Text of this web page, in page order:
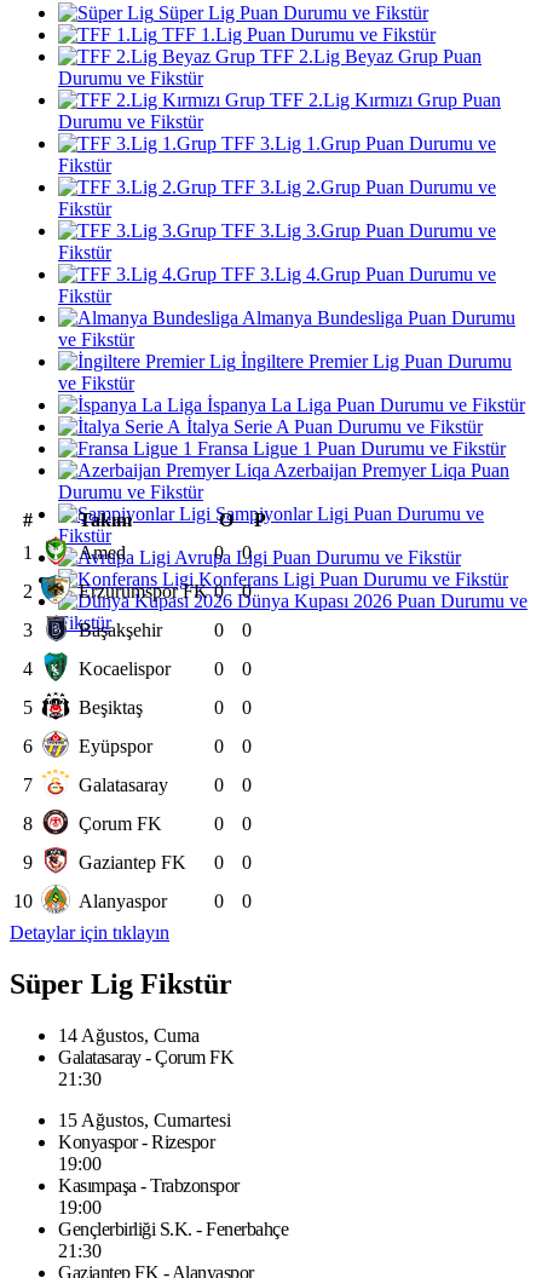
Süper Lig Puan Durumu ve Fikstür
TFF 1.Lig Puan Durumu ve Fikstür
TFF 2.Lig Beyaz Grup Puan
Durumu ve Fikstür
TFF 2.Lig Kırmızı Grup Puan
Durumu ve Fikstür
TFF 3.Lig 1.Grup Puan Durumu ve
Fikstür
TFF 3.Lig 2.Grup Puan Durumu ve
Fikstür
TFF 3.Lig 3.Grup Puan Durumu ve
Fikstür
TFF 3.Lig 4.Grup Puan Durumu ve
Fikstür
Almanya Bundesliga Puan Durumu
ve Fikstür
İngiltere Premier Lig Puan Durumu
ve Fikstür
İspanya La Liga Puan Durumu ve Fikstür
İtalya Serie A Puan Durumu ve Fikstür
Fransa Ligue 1 Puan Durumu ve Fikstür
Azerbaijan Premyer Liqa Puan
Durumu ve Fikstür
Şampiyonlar Ligi Puan Durumu ve
Fikstür
Avrupa Ligi Puan Durumu ve Fikstür
Konferans Ligi Puan Durumu ve Fikstür
Dünya Kupası 2026 Puan Durumu ve
Fikstür
# Takım O
P
1
Amed 0
0
2
Erzurumspor FK 0
0
3
Başakşehir 0
0
4
Kocaelispor 0
0
5
Beşiktaş 0
0
6
Eyüpspor 0
0
7
Galatasaray 0
0
8
Çorum FK 0
0
9
Gaziantep FK 0
0
10
Alanyaspor 0
0
Detaylar için tıklayın
Süper Lig Fikstür
14 Ağustos, Cuma
Galatasaray - Çorum FK
21:30
15 Ağustos, Cumartesi
Konyaspor - Rizespor
19:00
Kasımpaşa - Trabzonspor
19:00
Gençlerbirliği S.K. - Fenerbahçe
21:30
Gaziantep FK - Alanyaspor